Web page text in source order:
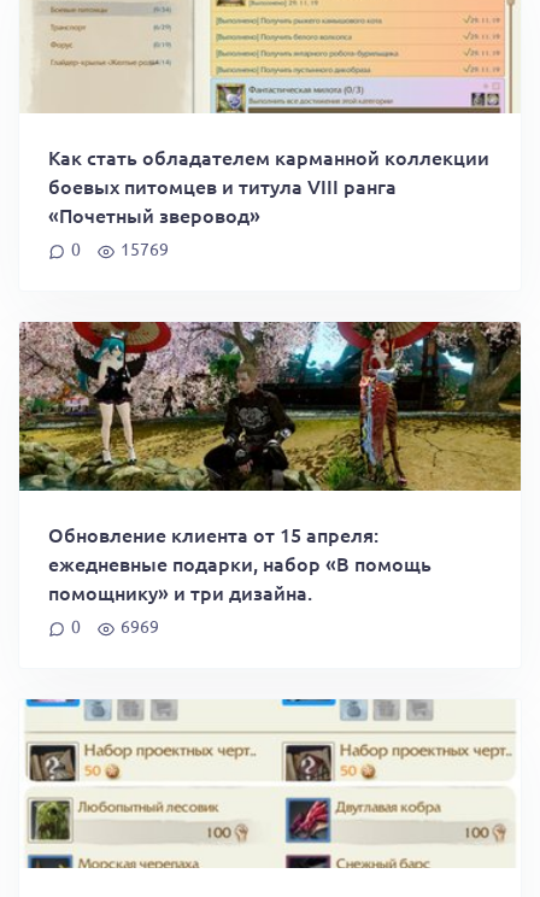
Как стать обладателем карманной коллекции
боевых питомцев и титула VIII ранга
«Почетный зверовод»
0 15769
Обновление клиента от 15 апреля:
ежедневные подарки, набор «В помощь
помощнику» и три дизайна.
0 6969